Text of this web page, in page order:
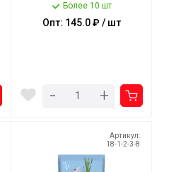
арт. BF23010121 [25]
ГАРДЕН
Более 10 шт
Опт: 145.0 ₽ / шт
- +
Артикул:
18-1-2-3-8